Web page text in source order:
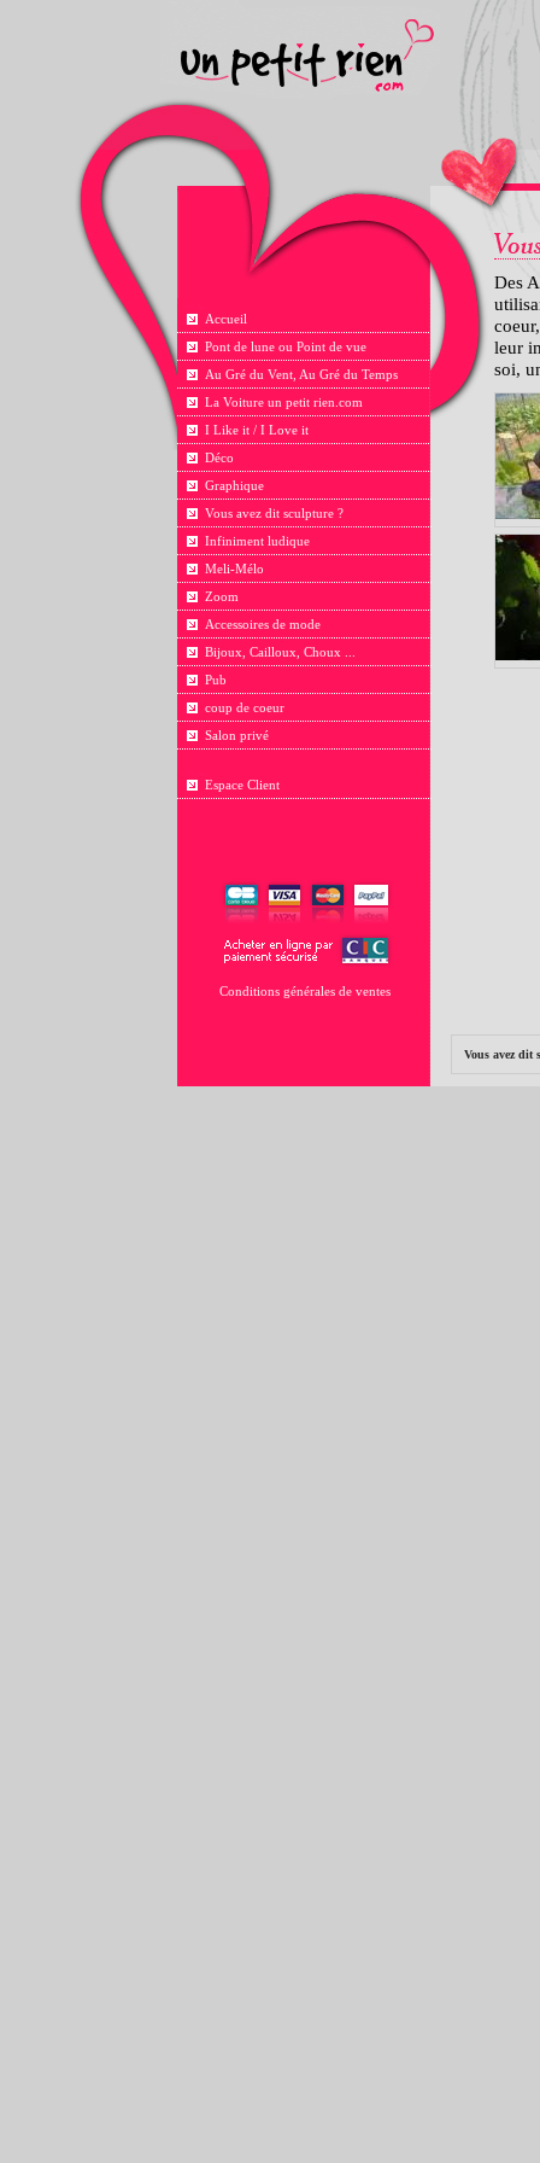
Accueil
Pont de lune ou Point de vue
Au Gré du Vent, Au Gré du Temps
La Voiture un petit rien.com
I Like it / I Love it
Déco
Graphique
Vous avez dit sculpture ?
Infiniment ludique
Meli-Mélo
Zoom
Accessoires de mode
Bijoux, Cailloux, Choux ...
Pub
coup de coeur
Salon privé
Espace Client
Conditions générales de ventes
Des
leur
soi,
Vous avez dit